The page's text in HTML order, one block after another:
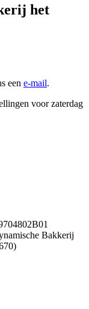
het
een e-mail.
voor zaterdag
Bakkerij